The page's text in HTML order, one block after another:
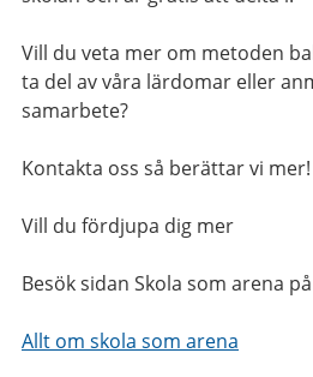
Vill du veta mer om metoden
ta del av våra lärdomar eller
samarbete?
Kontakta oss så berättar vi mer!
Vill du fördjupa dig mer
Besök sidan Skola som arena
Allt om skola som arena